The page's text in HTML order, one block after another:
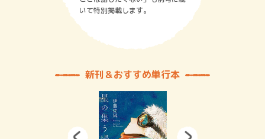
いて特別掲載します。
新刊＆おすすめ単行本